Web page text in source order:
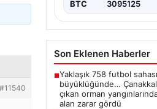
#11540
BTC 3095125
Son Eklenen Haberler
■Yaklaşık 758 futbol sahası
büyüklüğünde…
çıkan orman
alan zarar gördü